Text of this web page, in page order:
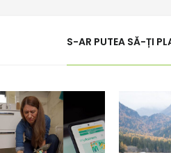
S-AR PUTEA SĂ-ȚI